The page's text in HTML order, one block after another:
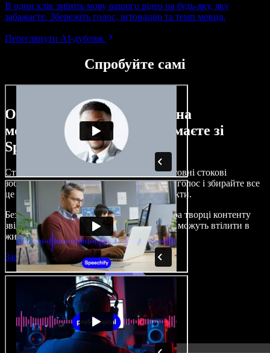
В один клік змініть мову вашого відео на будь-яку, яку
забажаєте. Збережіть голос, інтонацію та темп мовця.
Переглянути AI-дубляж
Спробуйте самі
Ось лише невелика частина
можливостей, які ви отримаєте зі
Speechify Studio.
Створюйте озвучення, додавайте безкоштовні стокові
зображення, музику, відео, клонуйте свій голос і збирайте все
це в цілісні, захопливі аудіо- та відеопроєкти.
Без складного навчання й прямо з браузера творці контенту
звільняються від традиційних обмежень і можуть втілити в
життя будь-які ідеї.
Запустити Studio